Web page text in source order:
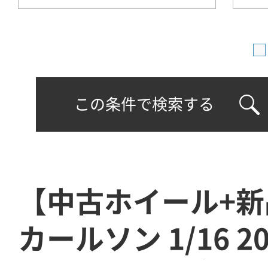
この条件で検索する
【中古ホイール+
カールソン 1/16